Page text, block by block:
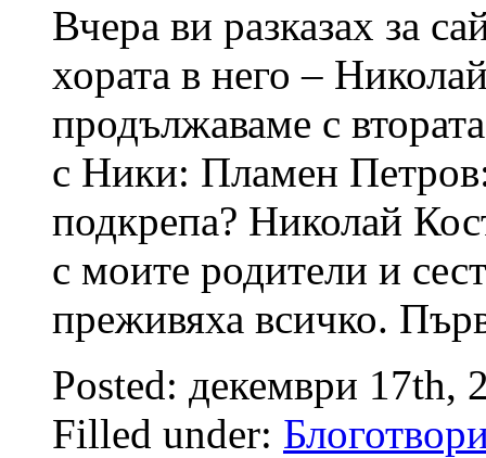
Вчера ви разказах за
хората в него –
продължаваме с
с Ники: Пламен
подкрепа? Николай
с моите родители и
преживяха всичко.
Posted: декември 17th,
Filled under: